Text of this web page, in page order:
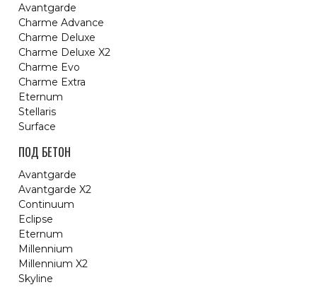
Avantgarde
Charme Advance
Charme Deluxe
Charme Deluxe X2
Charme Evo
Charme Extra
Eternum
Stellaris
Surface
ПОД БЕТОН
Avantgarde
Avantgarde X2
Continuum
Eclipse
Eternum
Millennium
Millennium X2
Skyline